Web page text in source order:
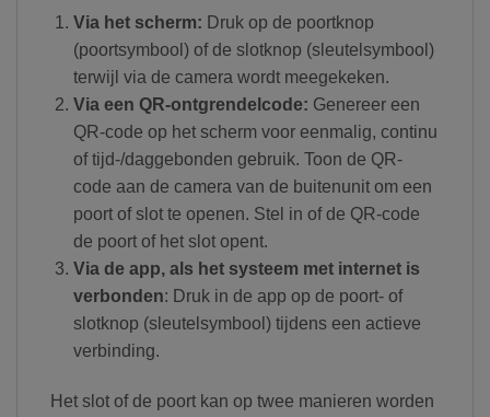
Via het scherm: Druk op de poortknop
(poortsymbool) of de slotknop (sleutelsymbool)
terwijl via de camera wordt meegekeken.
Via een QR-ontgrendelcode: Genereer een
QR-code op het scherm voor eenmalig, continu
of tijd-/daggebonden gebruik. Toon de QR-
code aan de camera van de buitenunit om een
poort of slot te openen. Stel in of de QR-code
de poort of het slot opent.
Via de app, als het systeem met internet is
verbonden: Druk in de app op de poort- of
slotknop (sleutelsymbool) tijdens een actieve
verbinding.
Het slot of de poort kan op twee manieren worden